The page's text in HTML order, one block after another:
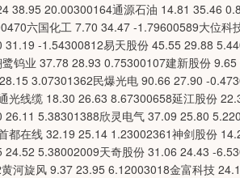
38.95 20.00300164通源石油 14.81 35.46
六国化工 7.70 34.47 -1.79600589大位
-1.54300812易天股份 45.55 29.88
钨业 37.78 28.93 0.75300107建新股份
3.07301362民爆光电 90.66 27.90 -
光线缆 18.30 26.63 8.67300658延江股份
5.38301388欣灵电气 37.09 25.80
都在线 32.19 25.14 1.23002361神剑股份
24.52 5.38002009天奇股份 31.06 24.43 -
河旋风 9.37 23.95 6.12003018金富科技